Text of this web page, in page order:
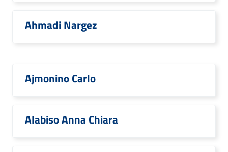
Ahmadi Nargez
Ajmonino Carlo
Alabiso Anna Chiara